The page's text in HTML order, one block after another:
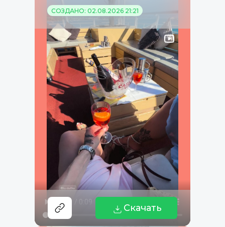
СОЗДАНО: 02.08.2026 21:21
Скачать